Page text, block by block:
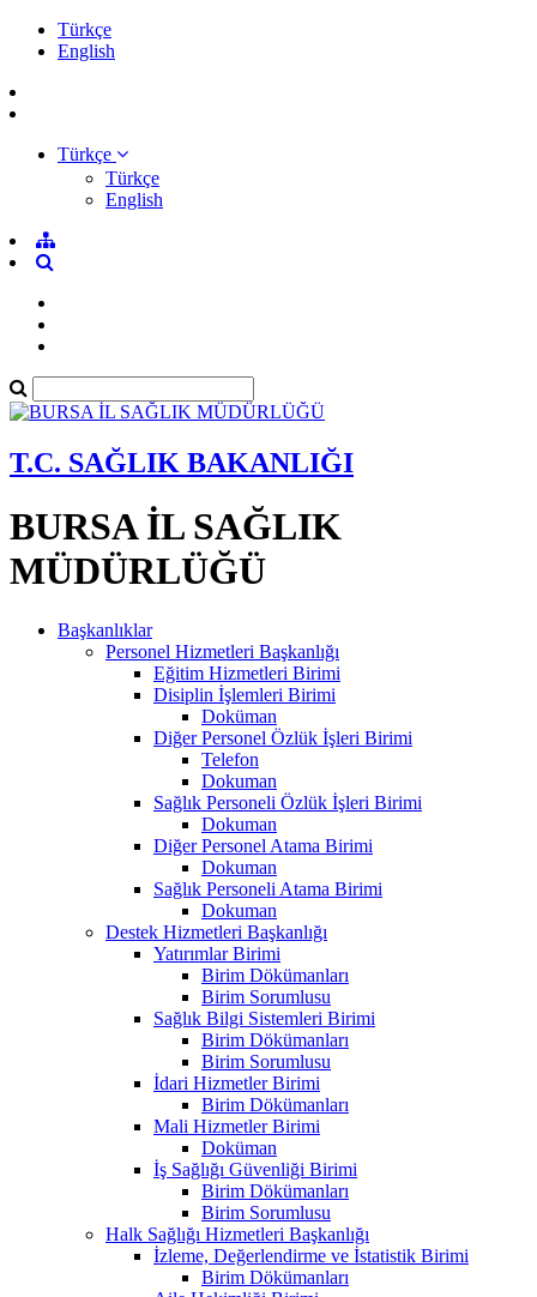
Türkçe
English
Türkçe
Türkçe
English
T.C. SAĞLIK BAKANLIĞI
BURSA İL SAĞLIK
MÜDÜRLÜĞÜ
Başkanlıklar
Personel Hizmetleri Başkanlığı
Eğitim Hizmetleri Birimi
Disiplin İşlemleri Birimi
Doküman
Diğer Personel Özlük İşleri Birimi
Telefon
Dokuman
Sağlık Personeli Özlük İşleri Birimi
Dokuman
Diğer Personel Atama Birimi
Dokuman
Sağlık Personeli Atama Birimi
Dokuman
Destek Hizmetleri Başkanlığı
Yatırımlar Birimi
Birim Dökümanları
Birim Sorumlusu
Sağlık Bilgi Sistemleri Birimi
Birim Dökümanları
Birim Sorumlusu
İdari Hizmetler Birimi
Birim Dökümanları
Mali Hizmetler Birimi
Doküman
İş Sağlığı Güvenliği Birimi
Birim Dökümanları
Birim Sorumlusu
Halk Sağlığı Hizmetleri Başkanlığı
İzleme, Değerlendirme ve İstatistik Birimi
Birim Dökümanları